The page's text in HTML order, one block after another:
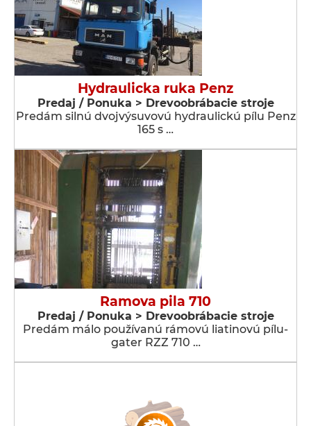
Hydraulicka ruka Penz
Predaj / Ponuka > Drevoobrábacie stroje
Predám silnú dvojvýsuvovú hydraulickú pílu Penz
165 s …
Ramova pila 710
Predaj / Ponuka > Drevoobrábacie stroje
Predám málo používanú rámovú liatinovú pílu-
gater RZZ 710 …